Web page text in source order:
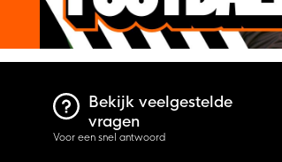
Bekijk veelgestelde
vragen
Voor een snel antwoord